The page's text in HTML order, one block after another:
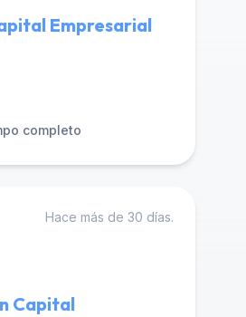
Empresarial
completo
Hace más de 30 días.
Capital